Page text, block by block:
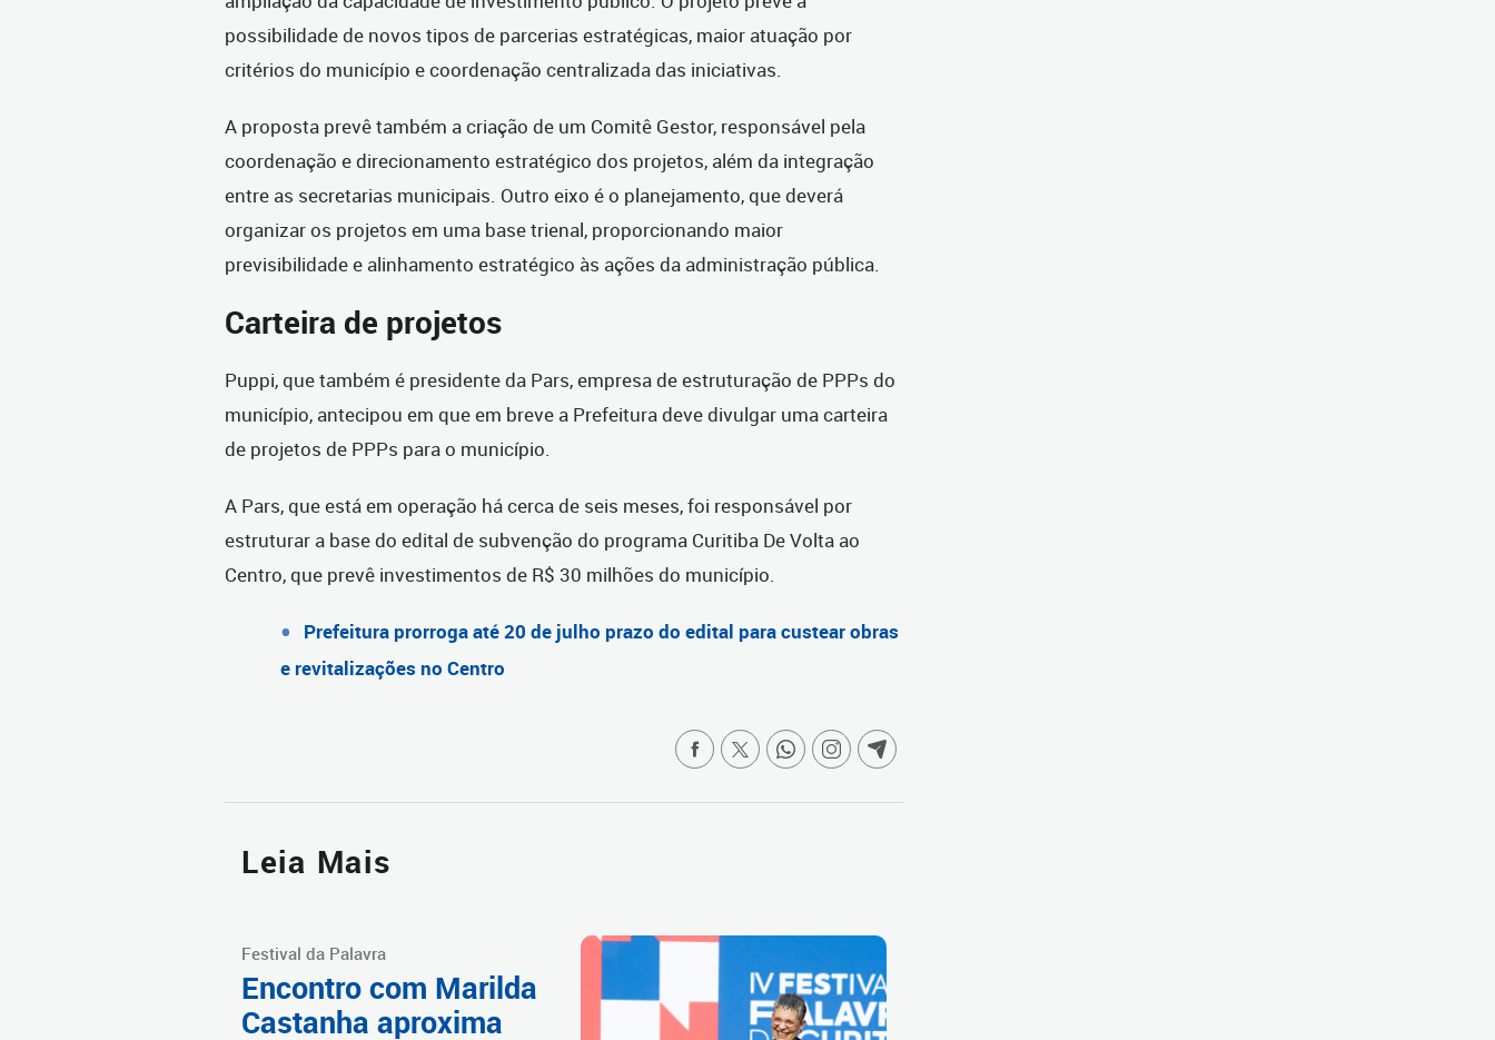
possibilidade de novos tipos de parcerias estratégicas, maior atuação por
critérios do município e coordenação centralizada das iniciativas.
A proposta prevê também a criação de um Comitê Gestor, responsável pela
coordenação e direcionamento estratégico dos projetos, além da integração
entre as secretarias municipais. Outro eixo é o planejamento, que deverá
organizar os projetos em uma base trienal, proporcionando maior
previsibilidade e alinhamento estratégico às ações da administração pública.
Carteira de projetos
Puppi, que também é presidente da Pars, empresa de estruturação de PPPs do
município, antecipou em que em breve a Prefeitura deve divulgar uma carteira
de projetos de PPPs para o município.
A Pars, que está em operação há cerca de seis meses, foi responsável por
estruturar a base do edital de subvenção do programa Curitiba De Volta ao
Centro, que prevê investimentos de R$ 30 milhões do município.
Prefeitura prorroga até 20 de julho prazo do edital para custear obras
e revitalizações no Centro
Leia Mais
Festival da Palavra
Encontro com Marilda
Castanha aproxima